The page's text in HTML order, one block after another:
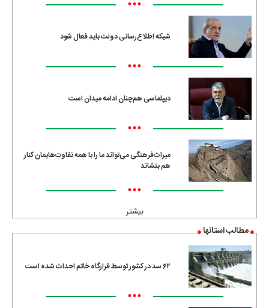
•••
شبکه اطلاع‌رسانی دولت باید فعال شود
•••
دیپلماسی هم‌چنان ادامه میدان است
•••
میراث‌فرهنگی می‌تواند ما را با همه تفاوت‌هایمان کنار
هم بنشاند
•••
بیشتر
مطالب استانها
۶۲ سد در کشور توسط قرارگاه خاتم احداث شده است
•••